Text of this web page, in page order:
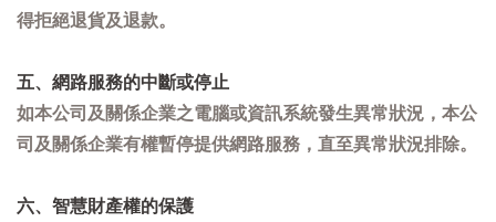
得拒絕退貨及退款。
五、網路服務的中斷或停止
如本公司及關係企業之電腦或資訊系統發生異常狀況，本公
司及關係企業有權暫停提供網路服務，直至異常狀況排除。
六、智慧財產權的保護